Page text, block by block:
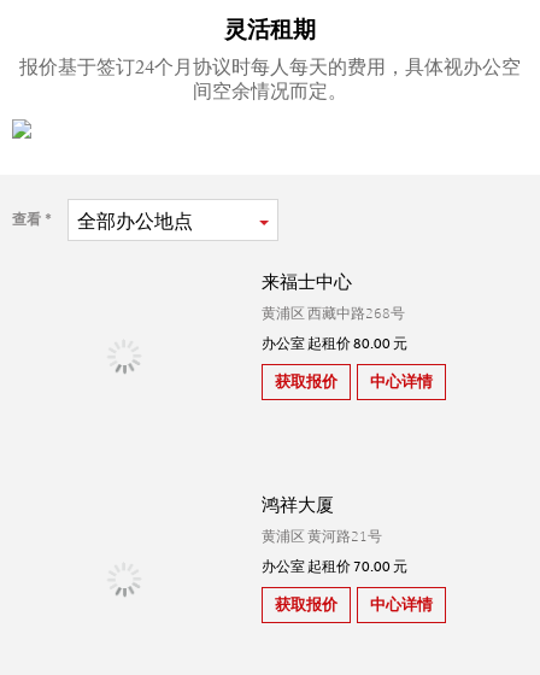
灵活租期
报价基于签订24个月协议时每人每天的费用，具体视办公空
间空余情况而定。
查看 全部办公地点
来福士中心
黄浦区 西藏中路268号
办公室 起租价 80.00 元
获取报价 中心详情
鸿祥大厦
黄浦区 黄河路21号
办公室 起租价 70.00 元
获取报价 中心详情